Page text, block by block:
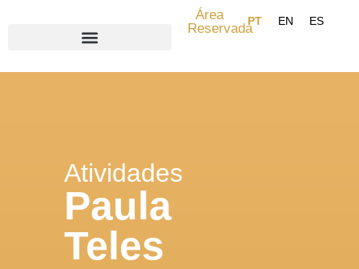
Área
Reservada
Atividades
Paula
Teles